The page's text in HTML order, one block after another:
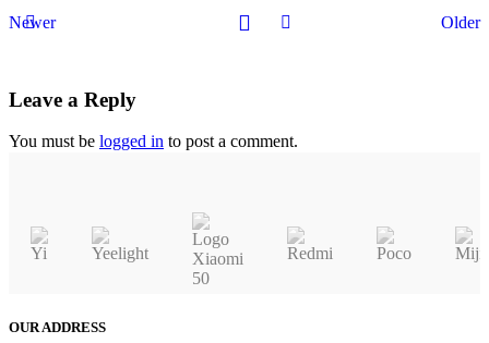
Newer Older
Leave a Reply
You must be logged in to post a comment.
OUR ADDRESS